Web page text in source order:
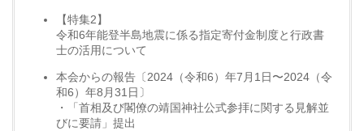
【特集2】
令和6年能登半島地震に係る指定寄付金制度と行政書
士の活用について
本会からの報告〔2024（令和6）年7月1日〜2024（令
和6）年8月31日〕
・「首相及び閣僚の靖国神社公式参拝に関する見解並
びに要請」提出